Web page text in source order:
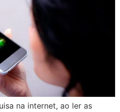
na internet, ao ler as